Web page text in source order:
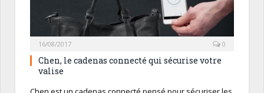
16/08/2017 0
Chen, le cadenas connecté qui sécurise votre
valise